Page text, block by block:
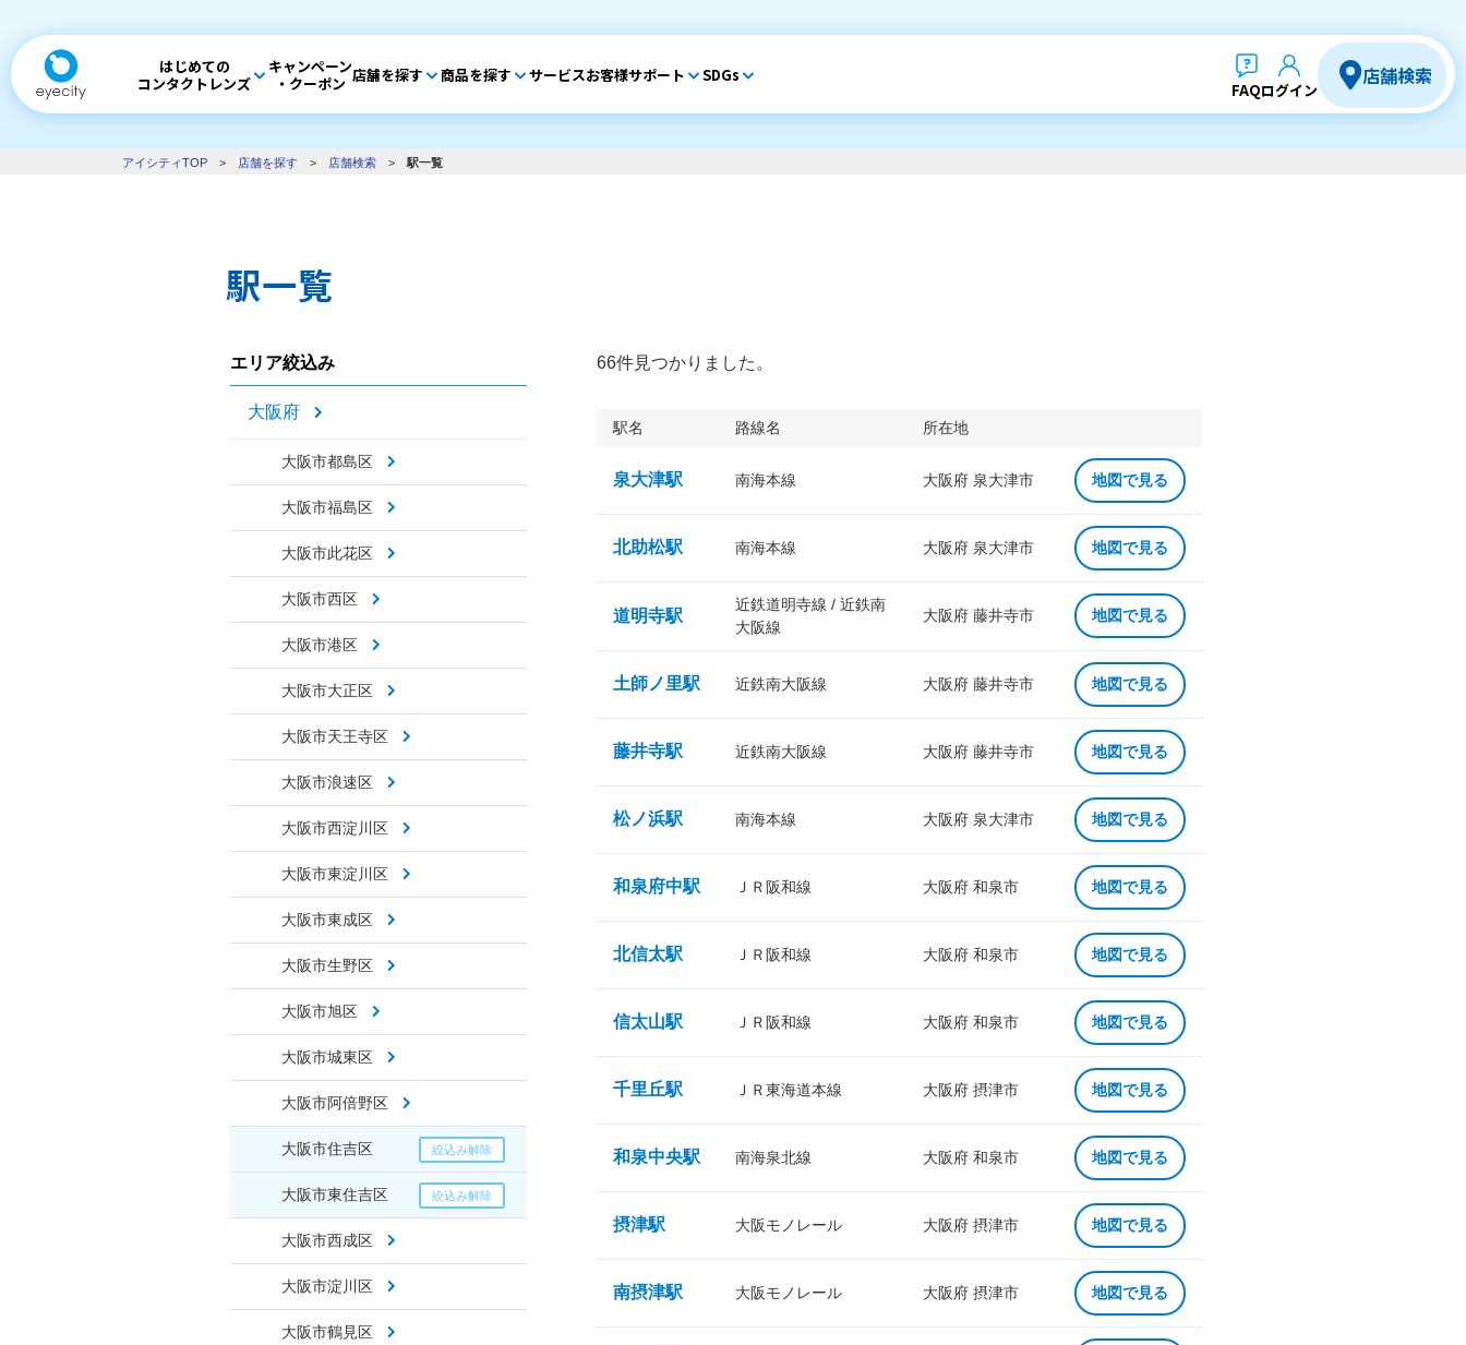
はじめての
コンタクトレンズ
キャンペーン
・クーポン 店舗を探す 商品を探す サービスお客様サポート SDGs
FAQログイン
店舗検索
アイシティTOP > 店舗を探す > 店舗検索 > 駅一覧
駅一覧
エリア絞込み
大阪府
大阪市都島区
大阪市福島区
大阪市此花区
大阪市西区
大阪市港区
大阪市大正区
大阪市天王寺区
大阪市浪速区
大阪市西淀川区
大阪市東淀川区
大阪市東成区
大阪市生野区
大阪市旭区
大阪市城東区
大阪市阿倍野区
大阪市住吉区
大阪市東住吉区
大阪市西成区
大阪市淀川区
大阪市鶴見区
66件見つかりました。
駅名 路線名 所在地
泉大津駅 南海本線 大阪府 泉大津市 地図で見る
北助松駅 南海本線 大阪府 泉大津市 地図で見る
道明寺駅
近鉄道明寺線 / 近鉄南
大阪線
大阪府 藤井寺市 地図で見る
土師ノ里駅 近鉄南大阪線 大阪府 藤井寺市 地図で見る
藤井寺駅 近鉄南大阪線 大阪府 藤井寺市 地図で見る
松ノ浜駅 南海本線 大阪府 泉大津市 地図で見る
和泉府中駅 ＪＲ阪和線 大阪府 和泉市 地図で見る
北信太駅 ＪＲ阪和線 大阪府 和泉市 地図で見る
信太山駅 ＪＲ阪和線 大阪府 和泉市 地図で見る
千里丘駅 ＪＲ東海道本線 大阪府 摂津市 地図で見る
和泉中央駅 南海泉北線 大阪府 和泉市 地図で見る
摂津駅 大阪モノレール 大阪府 摂津市 地図で見る
南摂津駅 大阪モノレール 大阪府 摂津市 地図で見る